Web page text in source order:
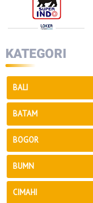
KATEGORI
BALI
BATAM
BOGOR
BUMN
CIMAHI